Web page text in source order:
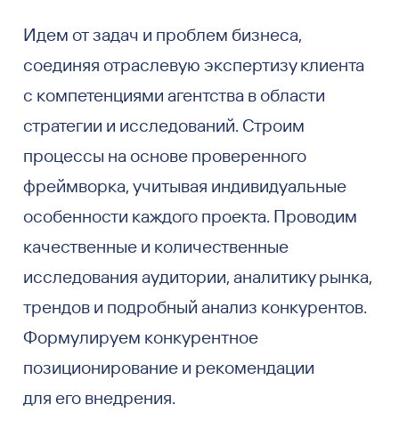
Идем от задач и проблем бизнеса,
соединяя отраслевую экспертизу клиента
с компетенциями агентства в области
стратегии и исследований. Строим
процессы на основе проверенного
фреймворка, учитывая индивидуальные
особенности каждого проекта. Проводим
качественные и количественные
исследования аудитории, аналитику рынка,
трендов и подробный анализ конкурентов.
Формулируем конкурентное
позиционирование и рекомендации
для его внедрения.